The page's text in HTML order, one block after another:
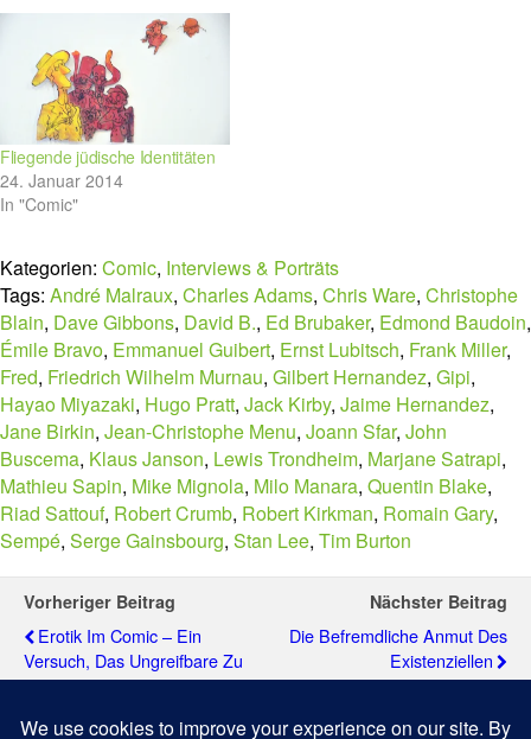
Fliegende jüdische Identitäten
24. Januar 2014
In "Comic"
Kategorien: Comic, Interviews & Porträts
Tags: André Malraux, Charles Adams, Chris Ware, Christophe
Blain, Dave Gibbons, David B., Ed Brubaker, Edmond Baudoin,
Émile Bravo, Emmanuel Guibert, Ernst Lubitsch, Frank Miller,
Fred, Friedrich Wilhelm Murnau, Gilbert Hernandez, Gipi,
Hayao Miyazaki, Hugo Pratt, Jack Kirby, Jaime Hernandez,
Jane Birkin, Jean-Christophe Menu, Joann Sfar, John
Buscema, Klaus Janson, Lewis Trondheim, Marjane Satrapi,
Mathieu Sapin, Mike Mignola, Milo Manara, Quentin Blake,
Riad Sattouf, Robert Crumb, Robert Kirkman, Romain Gary,
Sempé, Serge Gainsbourg, Stan Lee, Tim Burton
Vorheriger Beitrag
Erotik Im Comic ­– Ein
Versuch, Das Ungreifbare Zu
Greifen
Nächster Beitrag
Die Befremdliche Anmut Des
Existenziellen